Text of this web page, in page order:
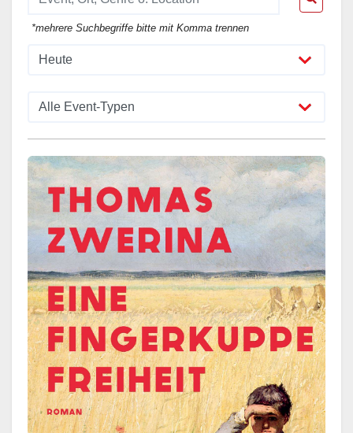
*mehrere Suchbegriffe bitte mit Komma trennen